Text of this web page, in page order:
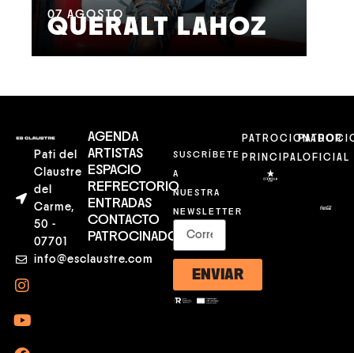
07 AGOSTO
QUERALT LAHOZ
Pati del
Claustre
del
Carme,
50 -
07701
info@esclaustre.com
AGENDA
ARTISTAS
ESPACIO
REFRECTORIO
ENTRADAS
CONTACTO
PATROCINADORES
SUSCRÍBETE
A
NUESTRA
NEWSLETTER
ENVIAR
PATROCIONADOR
PRINCIPALOFICIAL